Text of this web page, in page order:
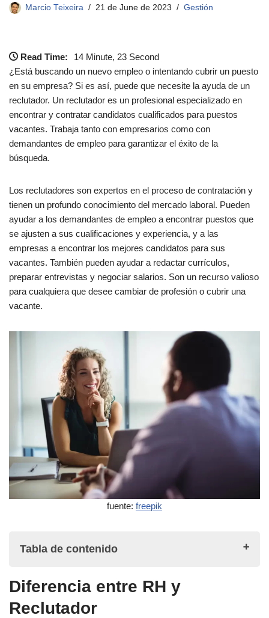
Marcio Teixeira 21 de June de 2023 Gestión
Read Time:
14 Minute, 23 Second
¿Está buscando un nuevo empleo o intentando cubrir un puesto
en su empresa? Si es así, puede que necesite la ayuda de un
reclutador. Un reclutador es un profesional especializado en
encontrar y contratar candidatos cualificados para puestos
vacantes. Trabaja tanto con empresarios como con
demandantes de empleo para garantizar el éxito de la
búsqueda.
Los reclutadores son expertos en el proceso de contratación y
tienen un profundo conocimiento del mercado laboral. Pueden
ayudar a los demandantes de empleo a encontrar puestos que
se ajusten a sus cualificaciones y experiencia, y a las
empresas a encontrar los mejores candidatos para sus
vacantes. También pueden ayudar a redactar currículos,
preparar entrevistas y negociar salarios. Son un recurso valioso
para cualquiera que desee cambiar de profesión o cubrir una
vacante.
fuente: freepik
Tabla de contenido
Diferencia entre RH y Reclutador
Diferencia entre RH y
Reclutador